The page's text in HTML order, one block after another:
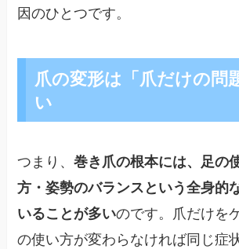
因のひとつです。
爪の変形は「爪だけの問
い
つまり、巻き爪の根本には、足の
方・姿勢のバランスという全身的
いることが多いのです。爪だけを
の使い方が変わらなければ同じ症